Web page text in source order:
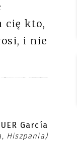
cię kto,
i nie
García
Hiszpania)